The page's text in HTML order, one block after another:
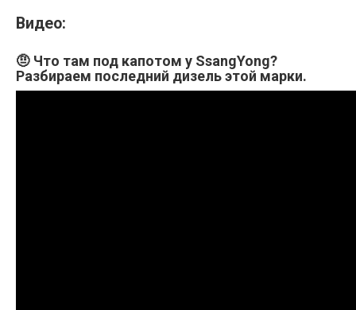
Видео:
🤨 Что там под капотом у SsangYong?
Разбираем последний дизель этой марки.